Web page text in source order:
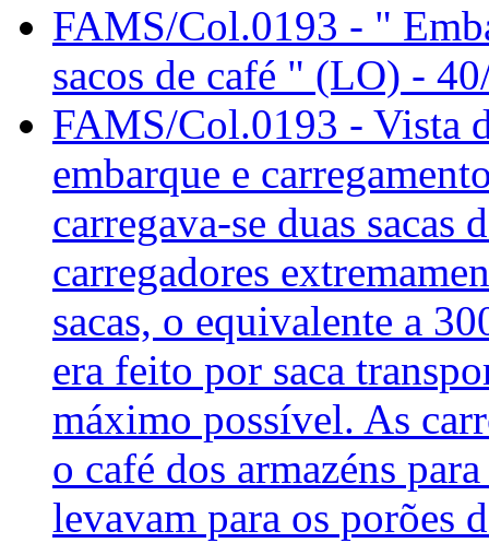
FAMS/Col.0193 - "
sacos de café " (LO) -
FAMS/Col.0193 - Vista
embarque e
carregava-se duas sacas
carregadores
sacas, o equivalente a
era feito por saca
máximo possível. As
o café dos armazéns
levavam para os porões